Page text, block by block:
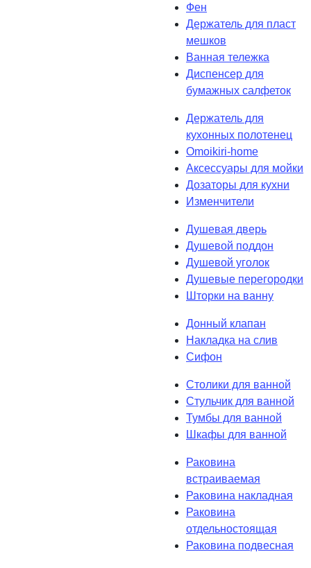
Фен
Держатель для пласт
мешков
Ванная тележка
Диспенсер для
бумажных салфеток
Держатель для
кухонных полотенец
Omoikiri-home
Аксессуары для мойки
Дозаторы для кухни
Изменчители
Душевая дверь
Душевой поддон
Душевой уголок
Душевые перегородки
Шторки на ванну
Донный клапан
Накладка на слив
Сифон
Столики для ванной
Стульчик для ванной
Тумбы для ванной
Шкафы для ванной
Раковина
встраиваемая
Раковина накладная
Раковина
отдельностоящая
Раковина подвесная